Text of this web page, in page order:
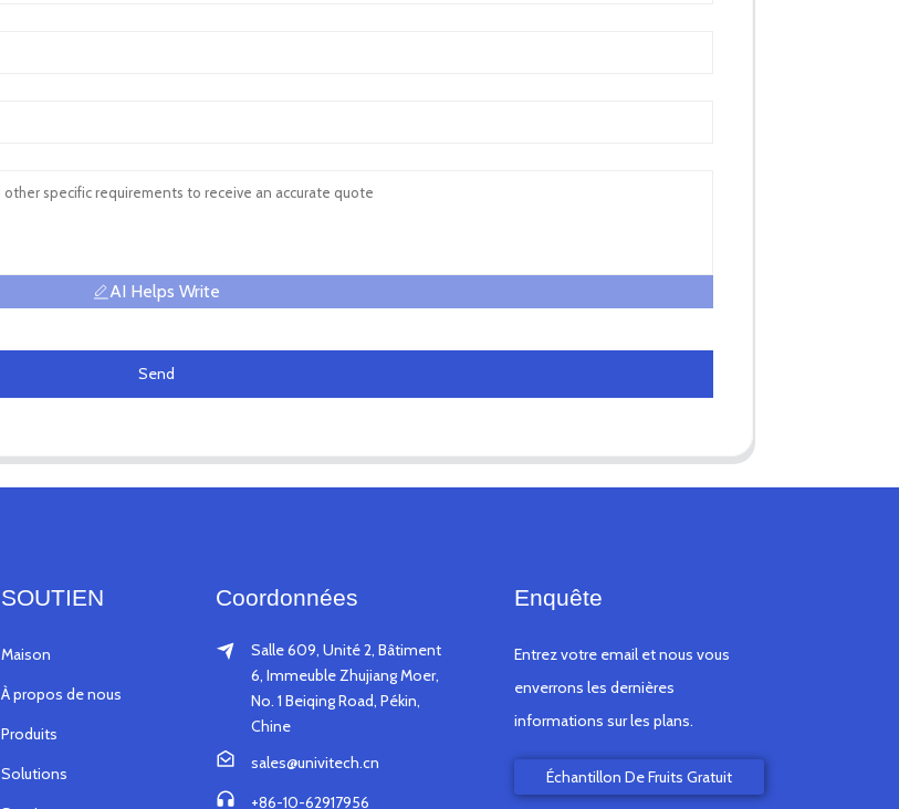
AI Helps Write
Send
SOUTIEN
Maison
À propos de nous
Produits
Solutions
Coordonnées
Salle 609, Unité 2, Bâtiment
6, Immeuble Zhujiang Moer,
No. 1 Beiqing Road, Pékin,
Chine
sales@univitech.cn
+86-10-62917956
Enquête
Entrez votre email et nous vous
enverrons les dernières
informations sur les plans.
Échantillon De Fruits Gratuit